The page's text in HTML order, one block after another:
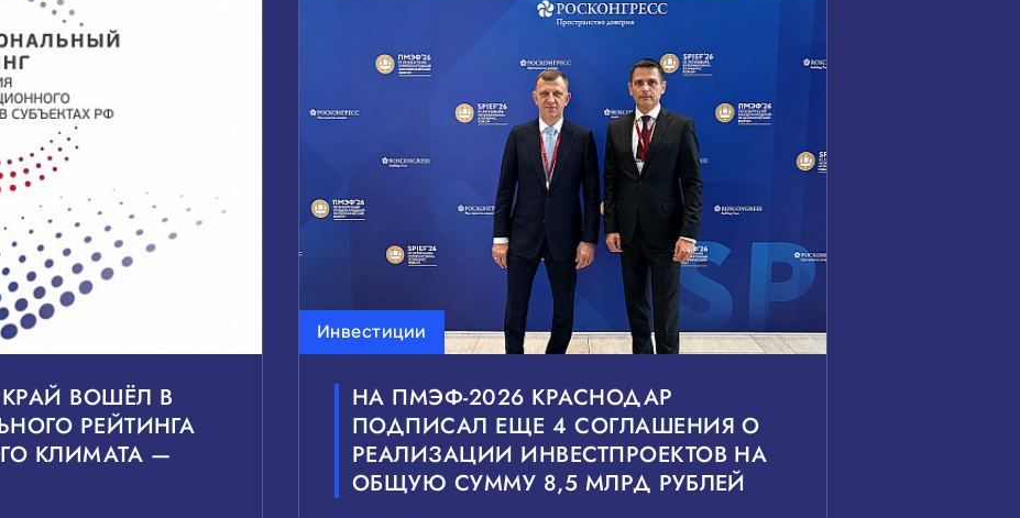
ВОШЁЛ В
РЕЙТИНГА
КЛИМАТА —
Инвестиции
НА ПМЭФ-2026 КРАСНОДАР
ПОДПИСАЛ ЕЩЕ 4 СОГЛАШЕНИЯ О
РЕАЛИЗАЦИИ ИНВЕСТПРОЕКТОВ НА
ОБЩУЮ СУММУ 8,5 МЛРД РУБЛЕЙ